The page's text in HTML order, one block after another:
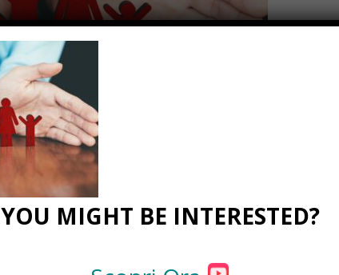
YOU MIGHT BE INTERESTED?